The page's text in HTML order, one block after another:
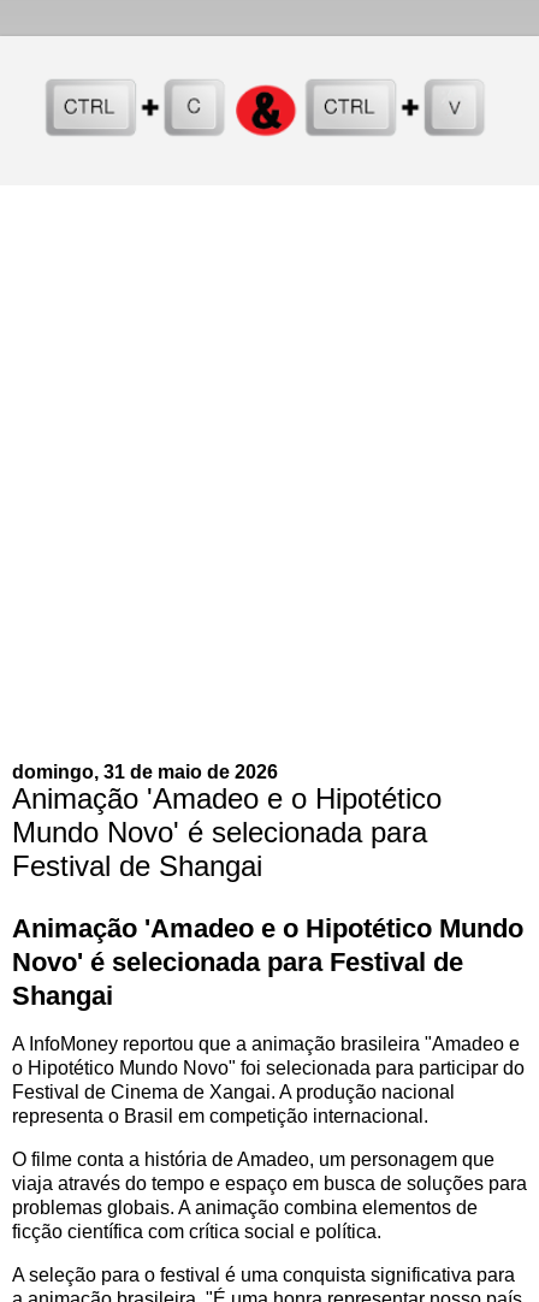
domingo, 31 de maio de 2026
Animação 'Amadeo e o Hipotético
Mundo Novo' é selecionada para
Festival de Shangai
Animação 'Amadeo e o Hipotético Mundo
Novo' é selecionada para Festival de
Shangai
A InfoMoney reportou que a animação brasileira "Amadeo e
o Hipotético Mundo Novo" foi selecionada para participar do
Festival de Cinema de Xangai. A produção nacional
representa o Brasil em competição internacional.
O filme conta a história de Amadeo, um personagem que
viaja através do tempo e espaço em busca de soluções para
problemas globais. A animação combina elementos de
ficção científica com crítica social e política.
A seleção para o festival é uma conquista significativa para